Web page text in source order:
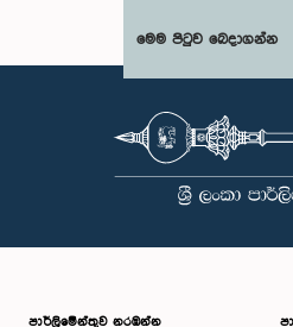
මෙම පිටුව බෙදාගන්න
පාර්ලි‌මේන්තුව නරඹන්න